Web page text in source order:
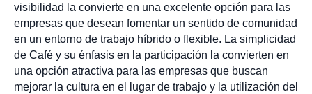
visibilidad la convierte en una excelente opción para las
empresas que desean fomentar un sentido de comunidad
en un entorno de trabajo híbrido o flexible. La simplicidad
de Café y su énfasis en la participación la convierten en
una opción atractiva para las empresas que buscan
mejorar la cultura en el lugar de trabajo y la utilización del